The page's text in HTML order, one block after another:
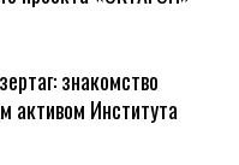
знакомство
активом Института